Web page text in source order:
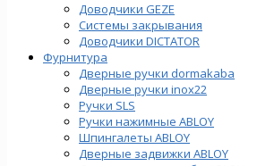
Доводчики GEZE
Cистемы закрывания
Доводчики DICTATOR
Фурнитура
Дверные ручки dormakaba
Дверные ручки inox22
Ручки SLS
Ручки нажимные ABLOY
Шпингалеты ABLOY
Дверные задвижки ABLOY